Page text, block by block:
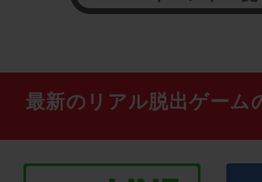
最新のリアル脱出ゲーム